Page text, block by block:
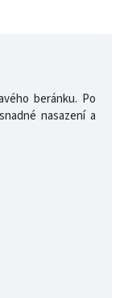
beránku. Po
nasazení a